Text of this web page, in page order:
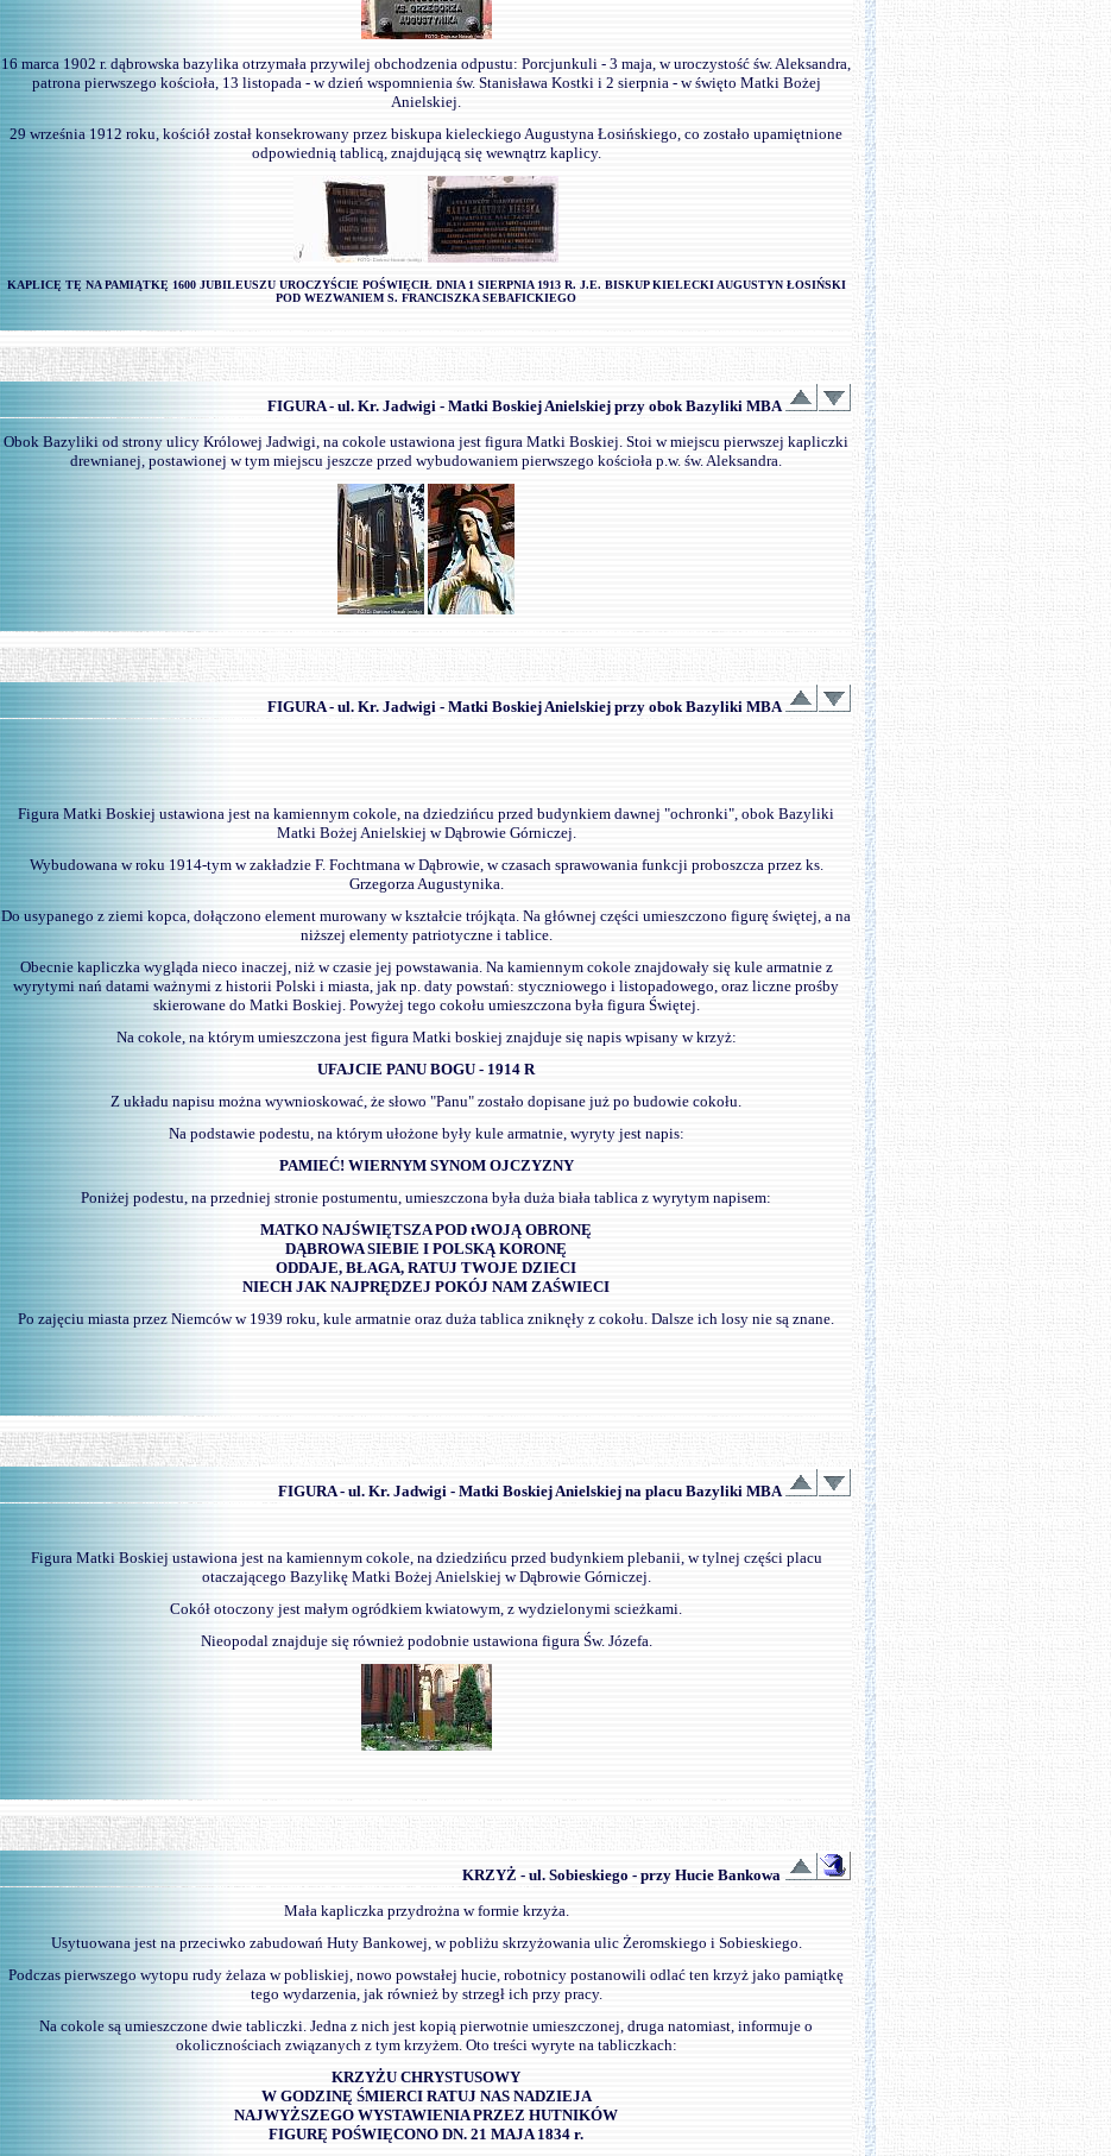
16 marca 1902 r. dąbrowska bazylika otrzymała przywilej obchodzenia odpustu: Porcjunkuli - 3 maja, w uroczystość św. Aleksandra,
patrona pierwszego kościoła, 13 listopada - w dzień wspomnienia św. Stanisława Kostki i 2 sierpnia - w święto Matki Bożej
Anielskiej.
29 września 1912 roku, kościół został konsekrowany przez biskupa kieleckiego Augustyna Łosińskiego, co zostało upamiętnione
odpowiednią tablicą, znajdującą się wewnątrz kaplicy.
KAPLICĘ TĘ NA PAMIĄTKĘ 1600 JUBILEUSZU UROCZYŚCIE POŚWIĘCIŁ DNIA 1 SIERPNIA 1913 R. J.E. BISKUP KIELECKI AUGUSTYN ŁOSIŃSKI
POD WEZWANIEM S. FRANCISZKA SEBAFICKIEGO
FIGURA - ul. Kr. Jadwigi - Matki Boskiej Anielskiej przy obok Bazyliki MBA
Obok Bazyliki od strony ulicy Królowej Jadwigi, na cokole ustawiona jest figura Matki Boskiej. Stoi w miejscu pierwszej kapliczki
drewnianej, postawionej w tym miejscu jeszcze przed wybudowaniem pierwszego kościoła p.w. św. Aleksandra.
-
FIGURA - ul. Kr. Jadwigi - Matki Boskiej Anielskiej przy obok Bazyliki MBA
Figura Matki Boskiej ustawiona jest na kamiennym cokole, na dziedzińcu przed budynkiem dawnej "ochronki", obok Bazyliki
Matki Bożej Anielskiej w Dąbrowie Górniczej.
Wybudowana w roku 1914-tym w zakładzie F. Fochtmana w Dąbrowie, w czasach sprawowania funkcji proboszcza przez ks.
Grzegorza Augustynika.
Do usypanego z ziemi kopca, dołączono element murowany w kształcie trójkąta. Na głównej części umieszczono figurę świętej, a na
niższej elementy patriotyczne i tablice.
Obecnie kapliczka wygląda nieco inaczej, niż w czasie jej powstawania. Na kamiennym cokole znajdowały się kule armatnie z
wyrytymi nań datami ważnymi z historii Polski i miasta, jak np. daty powstań: styczniowego i listopadowego, oraz liczne prośby
skierowane do Matki Boskiej. Powyżej tego cokołu umieszczona była figura Świętej.
Na cokole, na którym umieszczona jest figura Matki boskiej znajduje się napis wpisany w krzyż:
UFAJCIE PANU BOGU - 1914 R
Z układu napisu można wywnioskować, że słowo "Panu" zostało dopisane już po budowie cokołu.
Na podstawie podestu, na którym ułożone były kule armatnie, wyryty jest napis:
PAMIEĆ! WIERNYM SYNOM OJCZYZNY
Poniżej podestu, na przedniej stronie postumentu, umieszczona była duża biała tablica z wyrytym napisem:
MATKO NAJŚWIĘTSZA POD tWOJĄ OBRONĘ
DĄBROWA SIEBIE I POLSKĄ KORONĘ
ODDAJE, BŁAGA, RATUJ TWOJE DZIECI
NIECH JAK NAJPRĘDZEJ POKÓJ NAM ZAŚWIECI
Po zajęciu miasta przez Niemców w 1939 roku, kule armatnie oraz duża tablica zniknęły z cokołu. Dalsze ich losy nie są znane.
FIGURA - ul. Kr. Jadwigi - Matki Boskiej Anielskiej na placu Bazyliki MBA
Figura Matki Boskiej ustawiona jest na kamiennym cokole, na dziedzińcu przed budynkiem plebanii, w tylnej części placu
otaczającego Bazylikę Matki Bożej Anielskiej w Dąbrowie Górniczej.
Cokół otoczony jest małym ogródkiem kwiatowym, z wydzielonymi scieżkami.
Nieopodal znajduje się również podobnie ustawiona figura Św. Józefa.
KRZYŻ - ul. Sobieskiego - przy Hucie Bankowa
Mała kapliczka przydrożna w formie krzyża.
Usytuowana jest na przeciwko zabudowań Huty Bankowej, w pobliżu skrzyżowania ulic Żeromskiego i Sobieskiego.
Podczas pierwszego wytopu rudy żelaza w pobliskiej, nowo powstałej hucie, robotnicy postanowili odlać ten krzyż jako pamiątkę
tego wydarzenia, jak również by strzegł ich przy pracy.
Na cokole są umieszczone dwie tabliczki. Jedna z nich jest kopią pierwotnie umieszczonej, druga natomiast, informuje o
okolicznościach związanych z tym krzyżem. Oto treści wyryte na tabliczkach:
KRZYŻU CHRYSTUSOWY
W GODZINĘ ŚMIERCI RATUJ NAS NADZIEJA
NAJWYŻSZEGO WYSTAWIENIA PRZEZ HUTNIKÓW
FIGURĘ POŚWIĘCONO DN. 21 MAJA 1834 r.